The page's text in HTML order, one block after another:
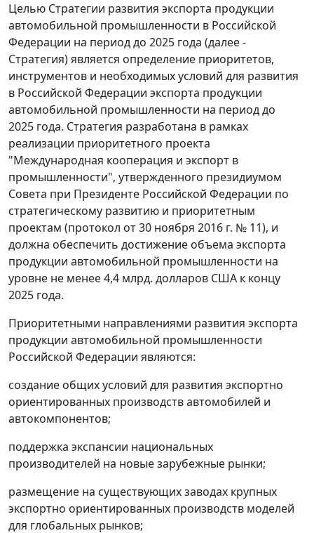
Целью Стратегии развития экспорта продукции
автомобильной промышленности в Российской
Федерации на период до 2025 года (далее -
Стратегия) является определение приоритетов,
инструментов и необходимых условий для развития
в Российской Федерации экспорта продукции
автомобильной промышленности на период до
2025 года. Стратегия разработана в рамках
реализации приоритетного проекта
"Международная кооперация и экспорт в
промышленности", утвержденного президиумом
Совета при Президенте Российской Федерации по
стратегическому развитию и приоритетным
проектам (протокол от 30 ноября 2016 г. № 11), и
должна обеспечить достижение объема экспорта
продукции автомобильной промышленности на
уровне не менее 4,4 млрд. долларов США к концу
2025 года.
Приоритетными направлениями развития экспорта
продукции автомобильной промышленности
Российской Федерации являются:
создание общих условий для развития экспортно
ориентированных производств автомобилей и
автокомпонентов;
поддержка экспансии национальных
производителей на новые зарубежные рынки;
размещение на существующих заводах крупных
экспортно ориентированных производств моделей
для глобальных рынков;